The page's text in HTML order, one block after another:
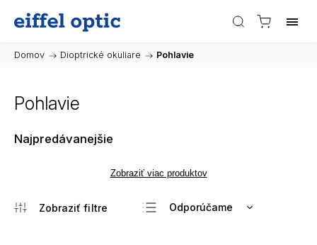
Domov / Dioptrické okuliare / Pohlavie
Pohlavie
Najpredávanejšie
Zobraziť viac produktov
Odporúčame